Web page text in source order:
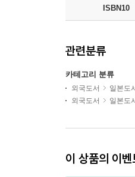
ISBN10
관련분류
카테고리 분류
외국도서 일본도
외국도서
일본도
이 상품의 이벤